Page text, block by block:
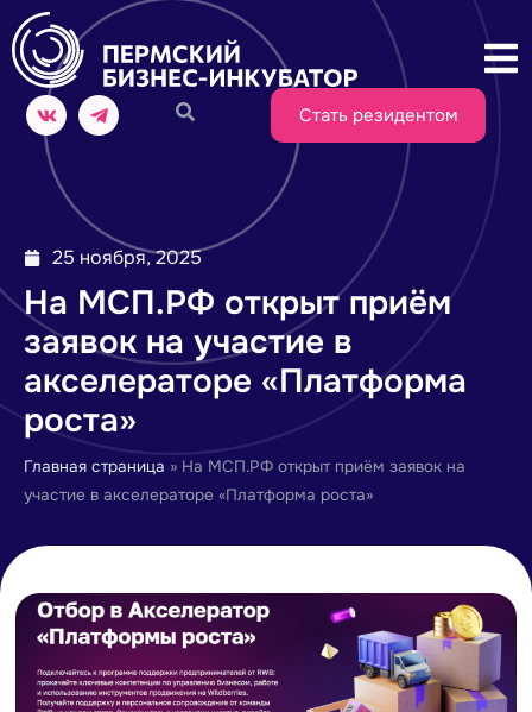
Стать резидентом
25 ноября, 2025
На МСП.РФ открыт приём
заявок на участие в
акселераторе «Платформа
роста»
Главная страница » На МСП.РФ открыт приём заявок на
участие в акселераторе «Платформа роста»